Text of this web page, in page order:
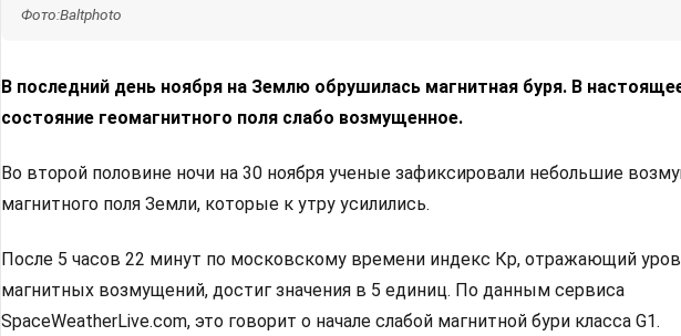
Фото:Baltphoto
В последний день ноября на Землю обрушилась магнитная буря. В
состояние геомагнитного поля слабо возмущенное.
Во второй половине ночи на 30 ноября ученые зафиксировали небольшие
магнитного поля Земли, которые к утру усилились.
После 5 часов 22 минут по московскому времени индекс Кр, отражающий
магнитных возмущений, достиг значения в 5 единиц. По данным сервиса
SpaceWeatherLive.com, это говорит о начале слабой магнитной бури класса G1.